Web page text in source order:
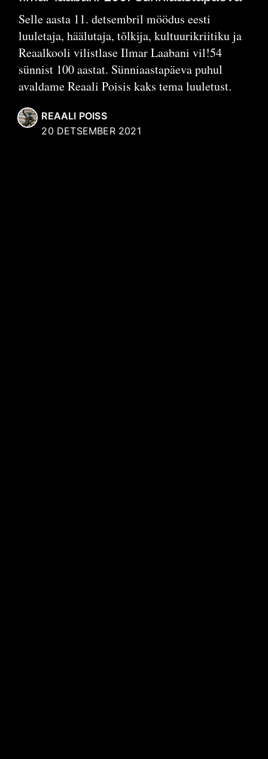
Selle aasta 11. detsembril möödus eesti
luuletaja, häälutaja, tõlkija, kultuurikriitiku ja
Reaalkooli vilistlase Ilmar Laabani vil!54
sünnist 100 aastat. Sünniaastapäeva puhul
avaldame Reaali Poisis kaks tema luuletust.
REAALI POISS
20 DETSEMBER 2021